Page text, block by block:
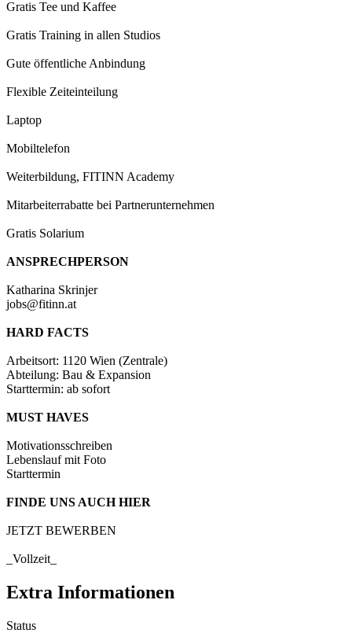
Gratis Tee und Kaffee
Gratis Training in allen Studios
Gute öffentliche Anbindung
Flexible Zeiteinteilung
Laptop
Mobiltelefon
Weiterbildung, FITINN Academy
Mitarbeiterrabatte bei Partnerunternehmen
Gratis Solarium
ANSPRECHPERSON
Katharina Skrinjer
jobs@fitinn.at
HARD FACTS
Arbeitsort: 1120 Wien (Zentrale)
Abteilung: Bau & Expansion
Starttermin: ab sofort
MUST HAVES
Motivationsschreiben
Lebenslauf mit Foto
Starttermin
FINDE UNS AUCH HIER
JETZT BEWERBEN
_Vollzeit_
Extra Informationen
Status